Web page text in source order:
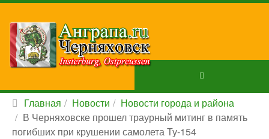
Главная Новости
Новости города и района
В Черняховске прошел траурный митинг в память
погибших при крушении самолета Ту-154